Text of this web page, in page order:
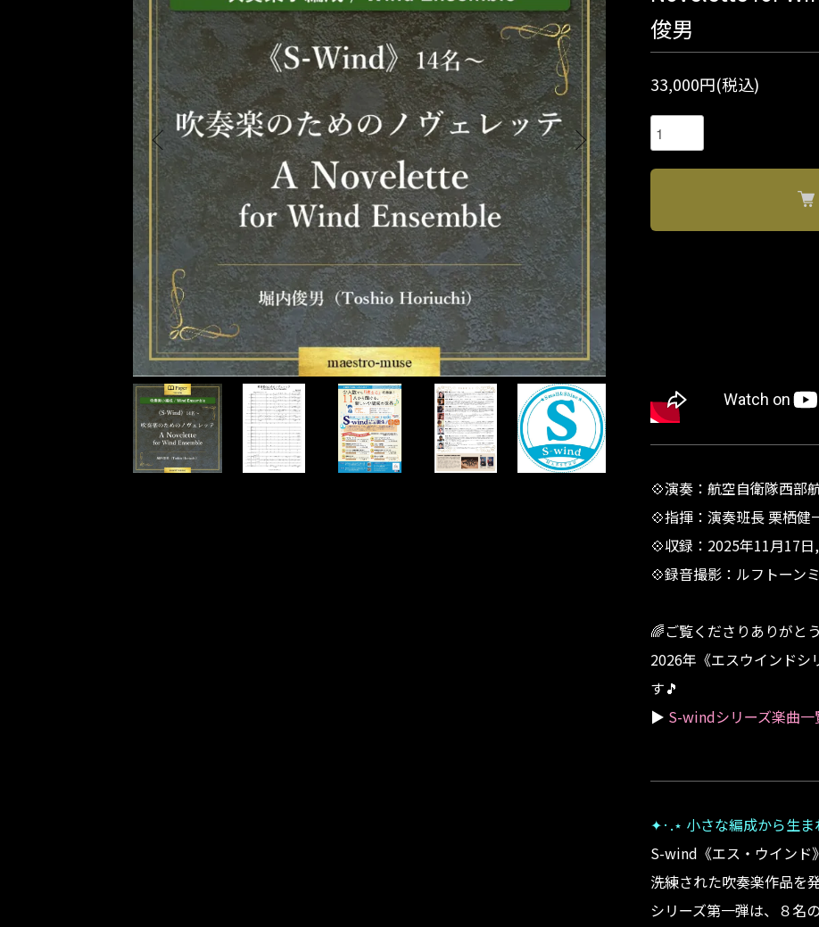
俊男
33,000円(税込)
💠演奏：航空自衛隊西部
💠指揮：演奏班長 栗栖健
💠収録：2025年11月17
💠録音撮影：ルフトーン
🌈ご覧くださりありがと
2026年《エスウインドシ
す🎵
▶ S-windシリーズ楽曲一
✦·.⋆ 小さな編成から生
S-wind《エス・ウインド
洗練された吹奏楽作品を
シリーズ第一弾は、８名